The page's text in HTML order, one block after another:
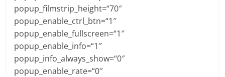
popup_filmstrip_height=“70″
popup_enable_ctrl_btn=“1″
popup_enable_fullscreen=“1″
popup_enable_info=“1″
popup_info_always_show=“0″
popup_enable_rate=“0″